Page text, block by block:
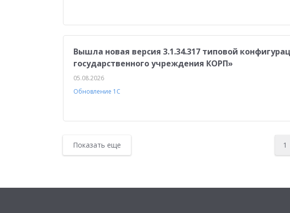
Вышла новая версия 3.1.34.317 типовой
государственного учреждения КОРП»
05.08.2026
Обновление 1С
Показать еще 1